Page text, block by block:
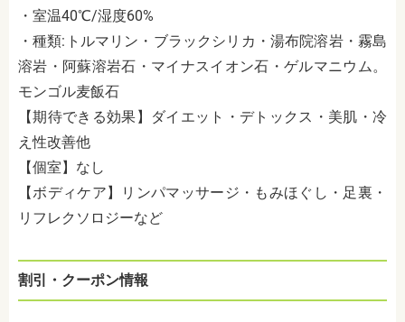
・室温40℃/湿度60%
・種類: トルマリン・ブラックシリカ・湯布院溶岩・霧島
溶岩・阿蘇溶岩石・マイナスイオン石・ゲルマニウム。
モンゴル麦飯石
【期待できる効果】ダイエット・デトックス・美肌・冷
え性改善他
【個室】なし
【ボディケア】
リンパマッサージ・もみほぐし・足裏・
リフレクソロジーなど
割引・クーポン情報